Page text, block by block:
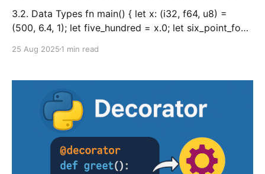
3.2. Data Types fn main() { let x: (i32, f64, u8) =
(500, 6.4, 1); let five_hundred = x.0; let six_point_four
and then accesses each element of the tuple using
25 Aug 2025 1 min read